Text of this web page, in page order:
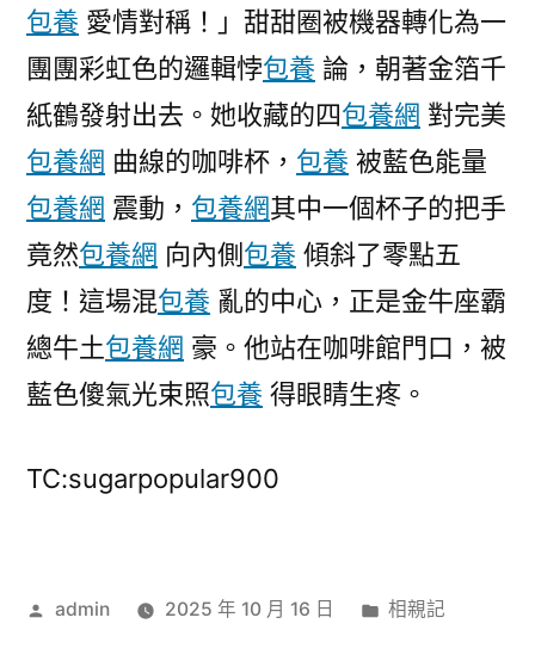
包養 愛情對稱！」甜甜圈被機器轉化為一
團團彩虹色的邏輯悖包養 論，朝著金箔千
紙鶴發射出去。她收藏的四包養網 對完美
包養網 曲線的咖啡杯， 包養 被藍色能量
包養網 震動， 包養網其中一個杯子的把手
竟然包養網 向內側 包養 傾斜了零點五
度！這場混包養 亂的中心，正是金牛座霸
總牛土包養網 豪。他站在咖啡館門口，被
藍色傻氣光束照包養 得眼睛生疼。
TC:sugarpopular900
作
admin 2025 年 10 月 16 日
分
相親記